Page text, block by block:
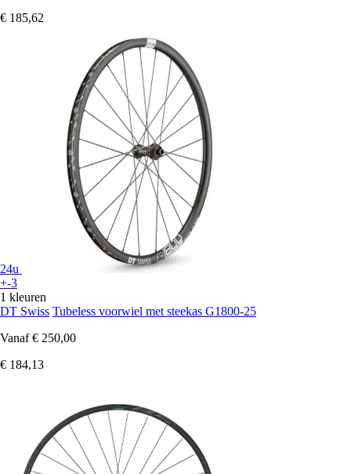
€ 185,62
24u
+-3
1 kleuren
DT Swiss Tubeless voorwiel met steekas G1800-25
Vanaf € 250,00
€ 184,13